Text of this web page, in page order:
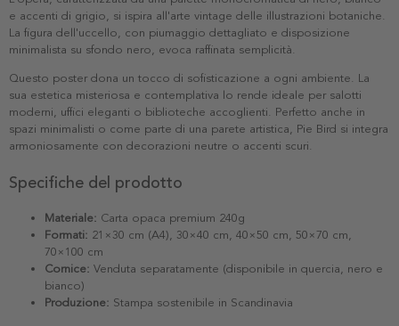
e accenti di grigio, si ispira all'arte vintage delle illustrazioni botaniche.
La figura dell'uccello, con piumaggio dettagliato e disposizione
minimalista su sfondo nero, evoca raffinata semplicità.
Questo poster dona un tocco di sofisticazione a ogni ambiente. La
sua estetica misteriosa e contemplativa lo rende ideale per salotti
moderni, uffici eleganti o biblioteche accoglienti. Perfetto anche in
spazi minimalisti o come parte di una parete artistica, Pie Bird si integra
armoniosamente con decorazioni neutre o accenti scuri.
Specifiche del prodotto
Materiale: Carta opaca premium 240g
Formati: 21×30 cm (A4), 30×40 cm, 40×50 cm, 50×70 cm,
70×100 cm
Cornice: Venduta separatamente (disponibile in quercia, nero e
bianco)
Produzione: Stampa sostenibile in Scandinavia